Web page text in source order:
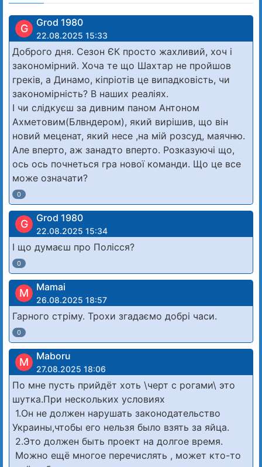
G Grod 1980
22.08.2025 15:33
Доброго дня. Сезон ЄК просто жахливий, хоч і
закономірний. Хоча те що Шахтар не пройшов
греків, а Динамо, кіпріотів це випадковість, чи
закономірність? В наших реаліях.
І чи слідкуєш за дивним паном Антоном
Ахметовим(Блвндером), який вирішив, що він
новий меценат, який несе ,на мій розсуд, маячню.
Але вперто, аж занадто вперто. Розказуючі що,
ось ось почнеться гра нової команди. Що це все
може означати?
0
G Grod 1980
22.08.2025 15:34
І що думаєш про Полісся?
0
M Mamai
26.08.2025 18:57
Гарного стріму. Трохи згадаємо добрі часи.
0
M Maboru
27.08.2025 18:06
По мне пусть прийдёт хоть \черт с рогами\ это
шутка.При нескольких условиях
1.Он не должен нарушать законодательство
Украины,чтобы его нельзя было взять за яйца.
2.Это должен быть проект на долгое время.
Можно ещё многое перечислять , может кто-то